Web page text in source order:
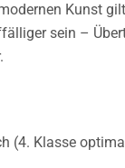
Kunst
sein –
(4. Klasse